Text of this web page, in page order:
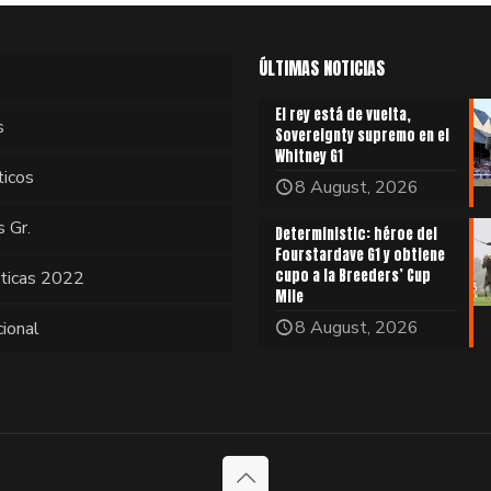
Gr.
2022
ÚLTIMAS NOTICIAS
El rey está de vuelta,
Sovereignty supremo en el
Whitney G1
8 August, 2026
Deterministic: héroe del
Fourstardave G1 y obtiene
cupo a la Breeders’ Cup
Mile
8 August, 2026